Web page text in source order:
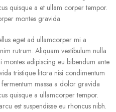
quisque a et ullam corper tempor.
montes gravida.
eget ad ullamcorper mi a
rutrum. Aliquam vestibulum nulla
adipiscing eu bibendum ante
tristique litora nisi condimentum
massa a dolor gravida
quisque a ullamcorper tempor.
est suspendisse eu rhoncus nibh.